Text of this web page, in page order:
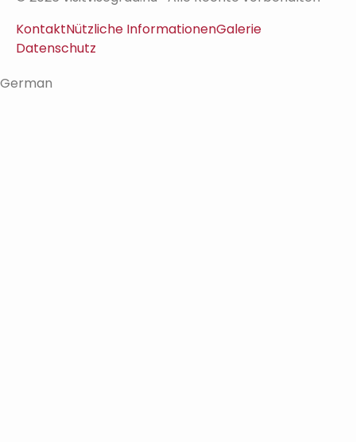
KontaktNützliche InformationenGalerie
Datenschutz
German